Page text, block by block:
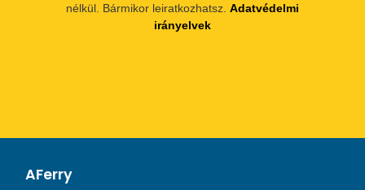
nélkül. Bármikor leiratkozhatsz. Adatvédelmi
irányelvek
AFerry